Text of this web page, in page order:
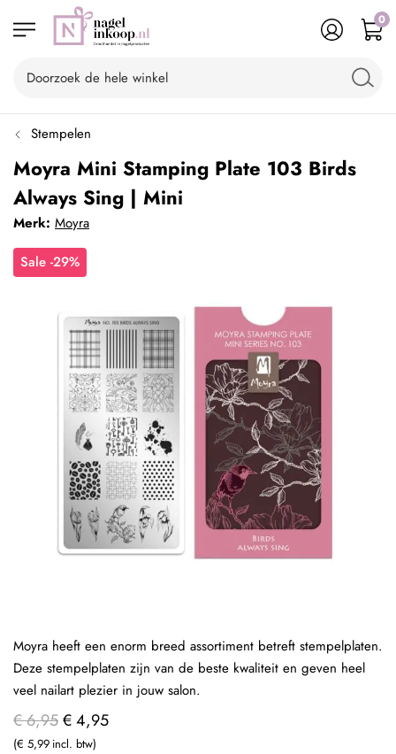
0
Stempelen
Moyra Mini Stamping Plate 103 Birds
Always Sing | Mini
Merk: Moyra
Sale -29%
€ 6,95€ 4,95
€ 5,99
Moyra heeft een enorm breed assortiment betreft stempelplaten.
Deze stempelplaten zijn van de beste kwaliteit en geven heel
veel nailart plezier in jouw salon.